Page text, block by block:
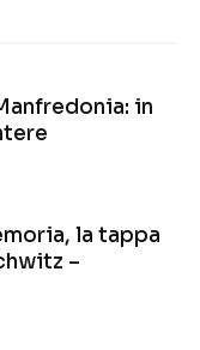
in
la tappa
–